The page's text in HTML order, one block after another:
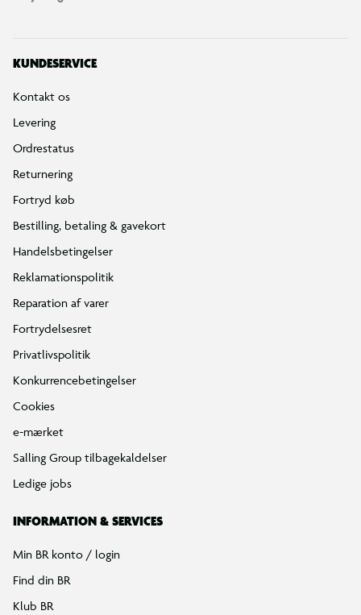
e-mærket
Salling Group tilbagekaldelser
Ledige jobs
Min BR konto / login
Find din BR
Klub BR
Mærker
Tilbud på legetøj
Restsalg på legetøj
Gavevælger
Ønskelisten
Gaveindpakning
Katalog
Events
Click&Collect
Gavekort
Om BR
Følg BR på Facebook
Følg BR på Instagram